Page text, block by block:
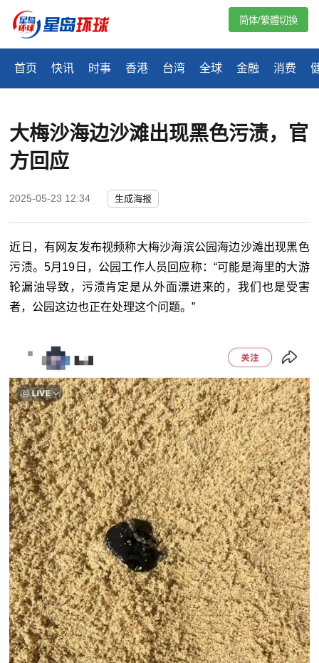
首页 快讯 时事 香港 台湾 全球 金融 消费
简体/繁體切換
大梅沙海边沙滩出现黑色污渍，官
方回应
2025-05-23 12:34 生成海报
近日，有网友发布视频称大梅沙海滨公园海边沙滩出现黑色
污渍。5月19日，公园工作人员回应称：“可能是海里的大游
轮漏油导致，污渍肯定是从外面漂进来的，我们也是受害
者，公园这边也正在处理这个问题。”